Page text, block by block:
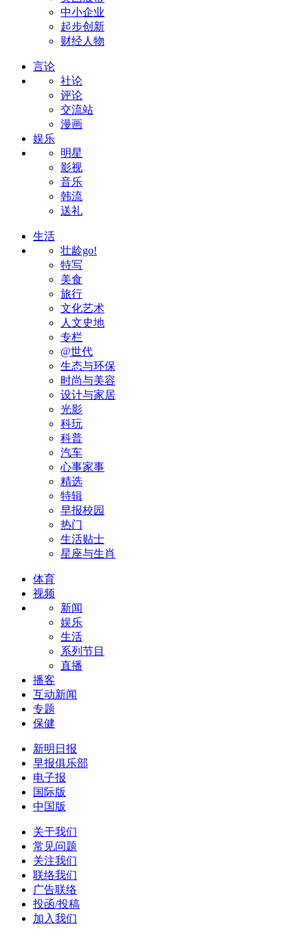
中小企业
起步创新
财经人物
言论
社论
评论
交流站
漫画
娱乐
明星
影视
音乐
韩流
送礼
生活
壮龄go!
特写
美食
旅行
文化艺术
人文史地
专栏
@世代
生态与环保
时尚与美容
设计与家居
光影
科玩
科普
汽车
心事家事
精选
特辑
早报校园
热门
生活贴士
星座与生肖
体育
视频
新闻
娱乐
生活
系列节目
直播
播客
互动新闻
专题
保健
新明日报
早报俱乐部
电子报
国际版
中国版
关于我们
常见问题
关注我们
联络我们
广告联络
投函/投稿
加入我们